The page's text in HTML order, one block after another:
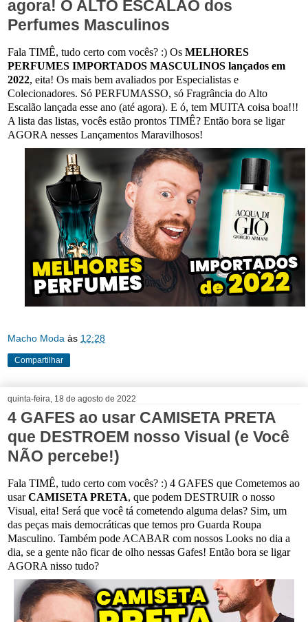
agora! O ALTO ESCALÃO dos
Perfumes Masculinos
Fala TIMÊ, tudo certo com vocês? :) Os MELHORES
PERFUMES IMPORTADOS MASCULINOS lançados em
2022, eita! Os mais bem avaliados por Especialistas e
Colecionadores. Só PERFUMASSO, só Fragrância do Alto
Escalão lançada esse ano (até agora). E ó, tem MUITA coisa boa!!!
A lista das listas, vocês estão prontos TIMÊ? Então bora se ligar
AGORA nesses Lançamentos Maravilhosos!
Macho Moda às 12:28
Compartilhar
quinta-feira, 18 de agosto de 2022
4 GAFES ao usar CAMISETA PRETA
que DESTROEM nosso Visual (e Você
NÃO percebe!)
Fala TIMÊ, tudo certo com vocês? :) 4 GAFES que Cometemos ao
usarCAMISETA PRETA, que podem DESTRUIR o nosso
Visual, eita! Será que você tá cometendo alguma delas? Sim, um
das peças mais democráticas que temos pro Guarda Roupa
Masculino. Também pode ACABAR com nossos Looks no dia a
dia, se a gente não ficar de olho nessas Gafes! Então bora se ligar
AGORA nisso tudo?